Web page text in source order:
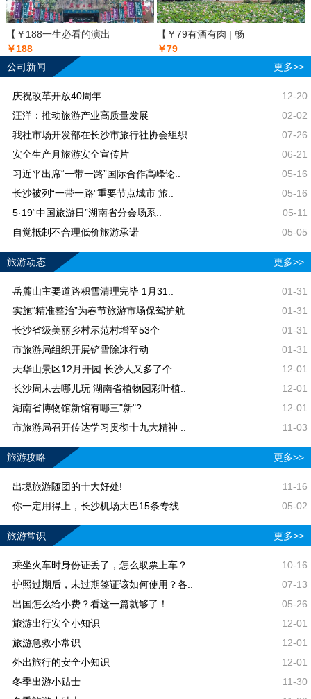
【￥188一生必看的演出
￥188
【￥79有酒有肉 | 畅
￥79
公司新闻
更多>>
庆祝改革开放40周年
12-20
汪洋：推动旅游产业高质量发展
02-02
我社市场开发部在长沙市旅行社协会组织..
07-26
安全生产月旅游安全宣传片
06-21
习近平出席“一带一路”国际合作高峰论..
05-16
长沙被列“一带一路”重要节点城市 旅..
05-16
5·19“中国旅游日”湖南省分会场系..
05-11
自觉抵制不合理低价旅游承诺
05-05
旅游动态 更多>>
岳麓山主要道路积雪清理完毕 1月31..
01-31
实施“精准整治”为春节旅游市场保驾护航
01-31
长沙省级美丽乡村示范村增至53个
01-31
市旅游局组织开展铲雪除冰行动
01-31
天华山景区12月开园 长沙人又多了个..
12-01
长沙周末去哪儿玩 湖南省植物园彩叶植..
12-01
湖南省博物馆新馆有哪三"新"?
12-01
市旅游局召开传达学习贯彻十九大精神 ..
11-03
旅游攻略 更多>>
出境旅游随团的十大好处!
11-16
你一定用得上，长沙机场大巴15条专线..
05-02
旅游常识 更多>>
乘坐火车时身份证丢了，怎么取票上车？
10-16
护照过期后，未过期签证该如何使用？各..
07-13
出国怎么给小费？看这一篇就够了！
05-26
旅游出行安全小知识
12-01
旅游急救小常识
12-01
外出旅行的安全小知识
12-01
冬季出游小贴士
11-30